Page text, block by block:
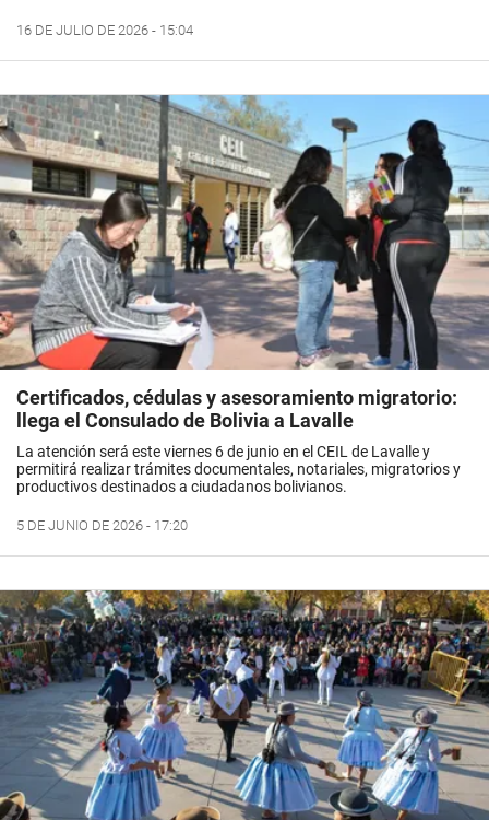
16 DE JULIO DE 2026 - 15:04
Certificados, cédulas y asesoramiento migratorio:
llega el Consulado de Bolivia a Lavalle
La atención será este viernes 6 de junio en el CEIL de Lavalle y
permitirá realizar trámites documentales, notariales, migratorios y
productivos destinados a ciudadanos bolivianos.
5 DE JUNIO DE 2026 - 17:20